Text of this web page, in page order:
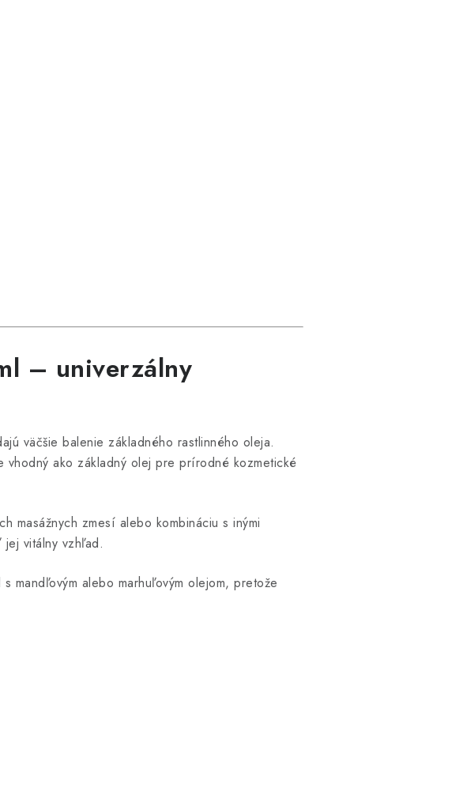
– univerzálny
väčšie balenie základného rastlinného oleja.
ako základný olej pre prírodné kozmetické
masážnych zmesí alebo kombináciu s inými
jej vitálny vzhľad.
mandľovým alebo marhuľovým olejom, pretože